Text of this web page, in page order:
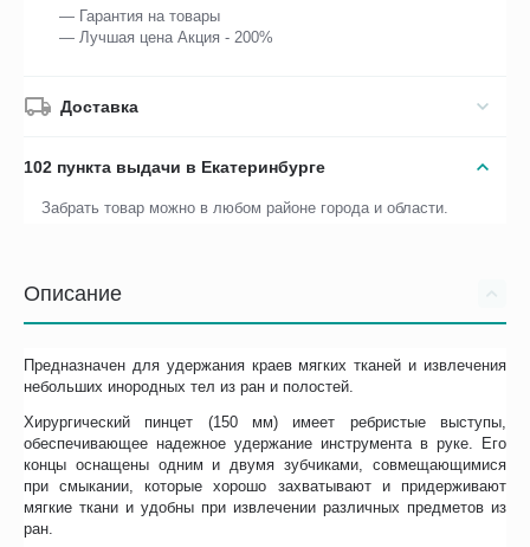
— Гарантия на товары
— Лучшая цена Акция - 200%
Доставка
102 пункта выдачи в Екатеринбурге
Забрать товар можно в любом районе города и области.
Описание
Предназначен для удержания краев мягких тканей и извлечения
небольших инородных тел из ран и полостей.
Хирургический пинцет (150 мм) имеет ребристые выступы,
обеспечивающее надежное удержание инструмента в руке. Его
концы оснащены одним и двумя зубчиками, совмещающимися
при смыкании, которые хорошо захватывают и придерживают
мягкие ткани и удобны при извлечении различных предметов из
ран.